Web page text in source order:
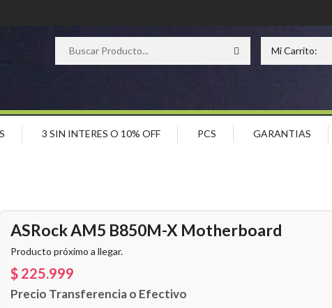
Mi Carrito:
3 SIN INTERES O 10% OFF PCS GARANTIAS
ASRock AM5 B850M-X Motherboard
Producto próximo a llegar.
$ 225.999
Precio Transferencia o Efectivo